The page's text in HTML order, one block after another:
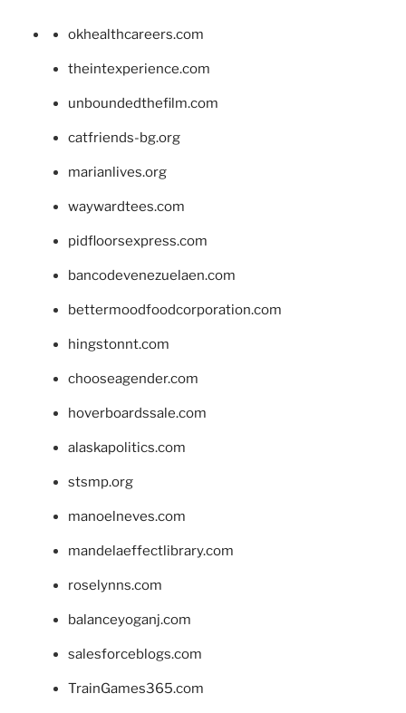
okhealthcareers.com
theintexperience.com
unboundedthefilm.com
catfriends-bg.org
marianlives.org
waywardtees.com
pidfloorsexpress.com
bancodevenezuelaen.com
bettermoodfoodcorporation.com
hingstonnt.com
chooseagender.com
hoverboardssale.com
alaskapolitics.com
stsmp.org
manoelneves.com
mandelaeffectlibrary.com
roselynns.com
balanceyoganj.com
salesforceblogs.com
TrainGames365.com